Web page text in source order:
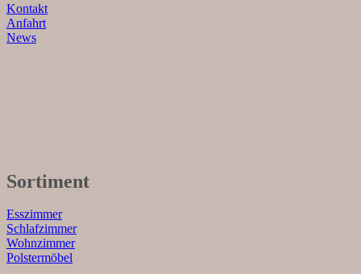
Kontakt
Anfahrt
News
Sortiment
Esszimmer
Schlafzimmer
Wohnzimmer
Polstermöbel